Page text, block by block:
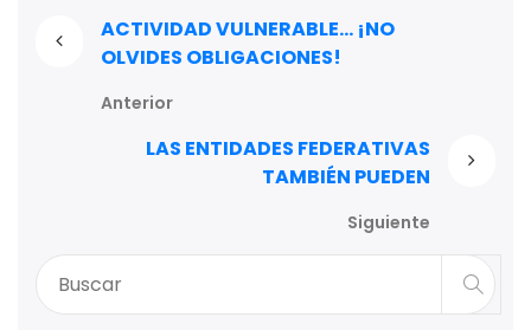
ACTIVIDAD VULNERABLE… ¡NO
OLVIDES OBLIGACIONES!
Anterior
LAS ENTIDADES FEDERATIVAS
TAMBIÉN PUEDEN
Siguiente